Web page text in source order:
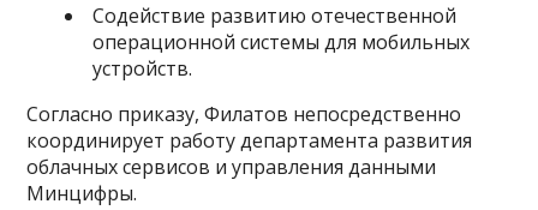
Содействие развитию отечественной
операционной системы для мобильных
устройств.
Согласно приказу, Филатов непосредственно
координирует работу департамента развития
облачных сервисов и управления данными
Минцифры.